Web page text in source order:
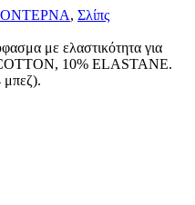
, Σλίπς
με ελαστικότητα για
10% ELASTANΕ.
μπεζ).